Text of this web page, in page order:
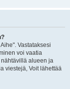
Vastataksesi
voi vaatia
alueen ja
viestejä, Voit lähettää